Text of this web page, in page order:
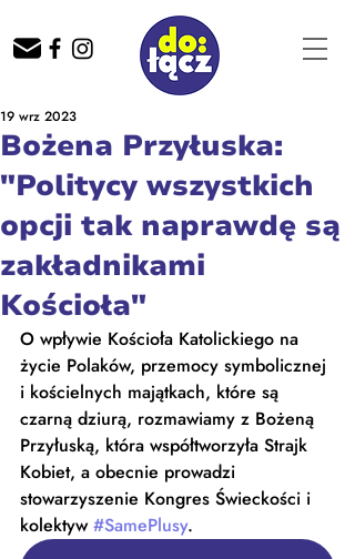
Bożena Przyłuska:
"Politycy wszystkich
opcji tak naprawdę są
zakładnikami
Kościoła"
19 wrz 2023
O wpływie Kościoła Katolickiego na
życie Polaków, przemocy symbolicznej
i kościelnych majątkach, które są
czarną dziurą, rozmawiamy z Bożeną
Przyłuską, która współtworzyła Strajk
Kobiet, a obecnie prowadzi
stowarzyszenie Kongres Świeckości i
kolektyw #SamePlusy.